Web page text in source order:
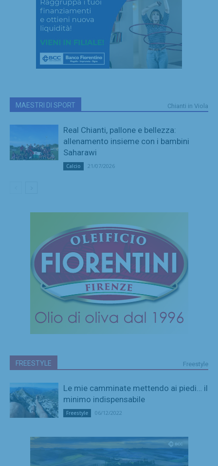
MAESTRI DI SPORT Chianti in Viola
Real Chianti, pallone e bellezza:
allenamento insieme con i bambini
Saharawi
Calcio 21/07/2026
FREESTYLE Freestyle
Le mie camminate mettendo ai piedi… il
minimo indispensabile
Freestyle 06/12/2022